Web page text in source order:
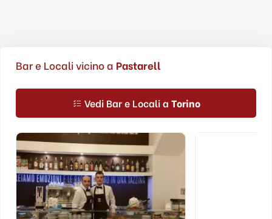
Bar e Locali vicino a Pastarell
Vedi Bar e Locali a Torino